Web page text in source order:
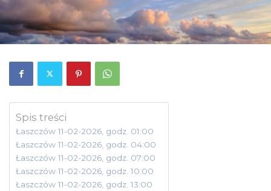
Spis treści
Łaszczów 11-02-2026, godz. 01:00
Łaszczów 11-02-2026, godz. 04:00
Łaszczów 11-02-2026, godz. 07:00
Łaszczów 11-02-2026, godz. 10:00
Łaszczów 11-02-2026, godz. 13:00